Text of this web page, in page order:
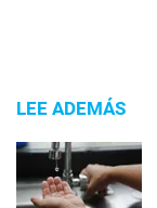
LEE ADEMÁS